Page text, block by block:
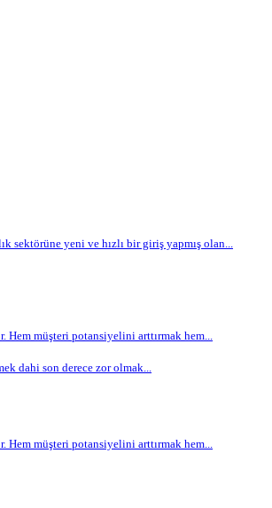
sektörüne yeni ve hızlı bir giriş yapmış olan...
müşteri potansiyelini arttırmak hem...
dahi son derece zor olmak...
müşteri potansiyelini arttırmak hem...